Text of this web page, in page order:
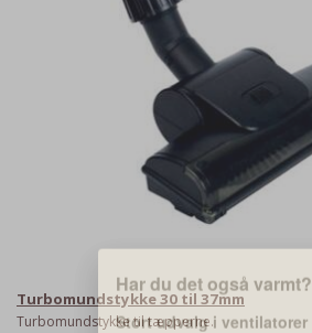
Turbomundstykke 30 til 37mm
Turbomundstykke til tæpperne.
Har du det også varmt?
Stort udvalg i ventilatorer